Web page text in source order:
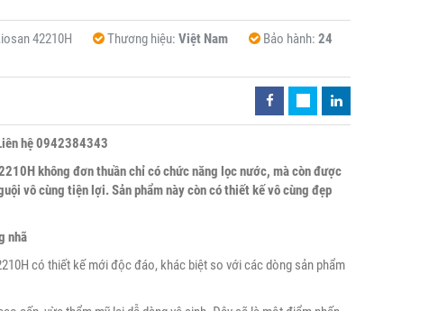
42210H Thương hiệu: Việt Nam Bảo hành: 24
hệ 0942384343
không đơn thuần chỉ có chức năng lọc nước, mà còn được
vô cùng tiện lợi. Sản phẩm này còn có thiết kế vô cùng đẹp
nhã
có thiết kế mới độc đáo, khác biệt so với các dòng sản phẩm